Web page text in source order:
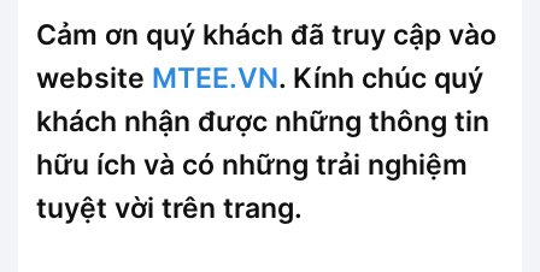
Cảm ơn quý khách đã truy cập vào
website MTEE.VN. Kính chúc quý
khách nhận được những thông tin
hữu ích và có những trải nghiệm
tuyệt vời trên trang.